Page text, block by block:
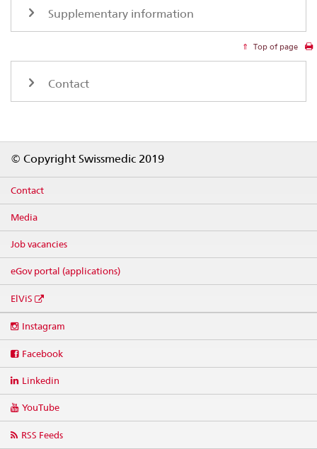
Supplementary information
Top of page
Contact
© Copyright Swissmedic 2019
Contact
Media
Job vacancies
eGov portal (applications)
ElViS
media
Instagram
Facebook
Linkedin
YouTube
RSS Feeds